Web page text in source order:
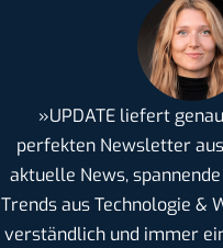
»UPDATE liefert
perfekten Newsletter
aktuelle News,
Trends aus Technologie &
verständlich und immer